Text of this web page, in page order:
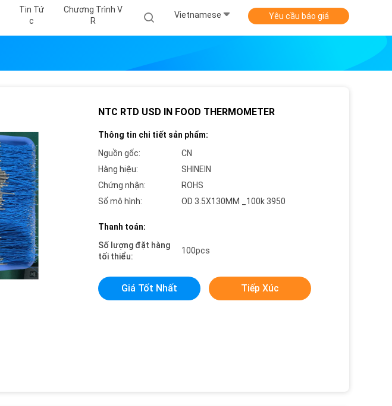
Tin Tứ
C
Chương Trình V
R
Vietnamese Yêu cầu báo giá
NTC RTD USD IN FOOD THERMOMETER
Thông tin chi tiết sản phẩm:
Nguồn gốc:
CN
Hàng hiệu:
SHINEIN
Chứng nhận:
ROHS
Số mô hình:
OD 3.5X130MM _100k 3950
Thanh toán:
Số lượng đặt hàng
tối thiểu:
100pcs
Giá Tốt Nhất Tiếp Xúc